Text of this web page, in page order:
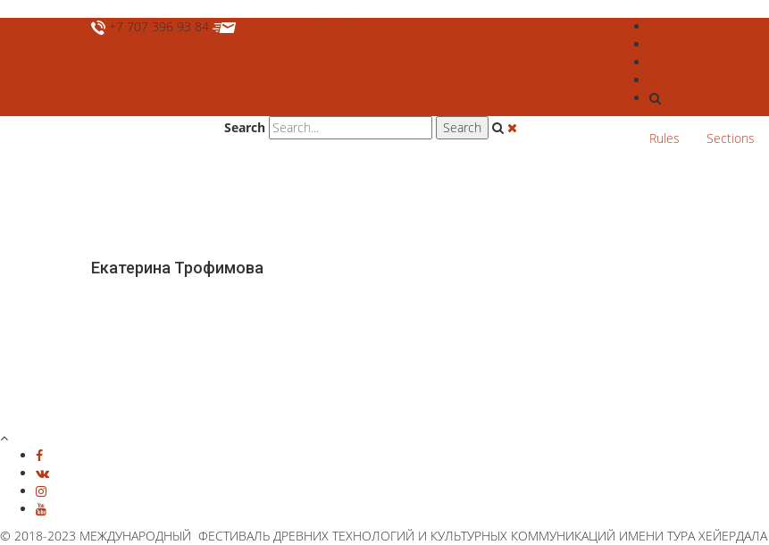
+7 707 396 93 84
Rules Sections
Search
Екатерина Трофимова
© 2018-2023 МЕЖДУНАРОДНЫЙ ФЕСТИВАЛЬ ДРЕВНИХ ТЕХНОЛОГИЙ И КУЛЬТУРНЫХ КОММУНИКАЦИЙ ИМЕНИ ТУРА ХЕЙЕРДАЛА